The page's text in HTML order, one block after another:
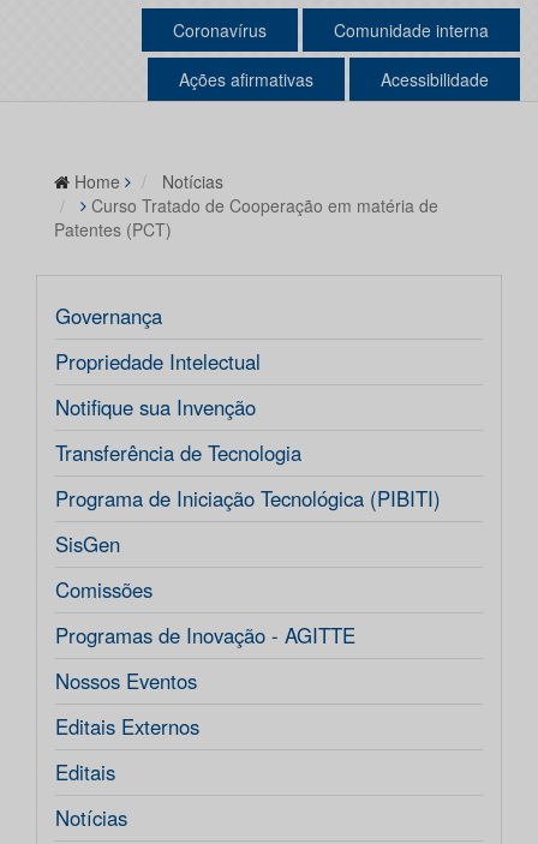
Coronavírus Comunidade interna
Ações afirmativas Acessibilidade
Home
Notícias
Curso Tratado de Cooperação em matéria de
Patentes (PCT)
Governança
Propriedade Intelectual
Notifique sua Invenção
Transferência de Tecnologia
Programa de Iniciação Tecnológica (PIBITI)
SisGen
Comissões
Programas de Inovação - AGITTE
Nossos Eventos
Editais Externos
Editais
Notícias